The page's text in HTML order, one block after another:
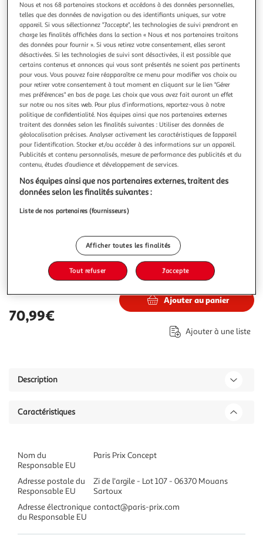
précédente
suivante
PARIS PRIX
Tableau Imprimé Lever de Soleil dans Les Montagnes
Informations Techniques : Matière : Structure : Bois (Pin)
Revêtement : Toile Intissée Spécificités : Format :
Rectangulaire Tableau imprimée sur toile Impression Full
HD Haute Résolution 360 dpi Garantie une parfaite netteté
et profondeur des couleurs Protection UV pour une
résistance au soleil Ch
En savoir +
Vendu par Paris Prix
Couleur
Multicolore
Taille
50 x 100 cm
Plus d'options
Vendu par Paris Prix 70,99€
70,99€
Ajouter au panier
Ajouter à une liste
Description
Caractéristiques
Nom du
Responsable EU
Paris Prix Concept
Adresse postale du
Responsable EU
Zi de l'argile - Lot 107 - 06370 Mouans
Sartoux
Adresse électronique
du Responsable EU
contact@paris-prix.com
Nous et nos 68 partenaires stockons et accédons à des données personnelles,
telles que des données de navigation ou des identifiants uniques, sur votre
appareil. Si vous sélectionnez "J'accepte", les technologies de suivi prendront en
charge les finalités affichées dans la section « Nous et nos partenaires traitons
des données pour fournir ». Si vous retirez votre consentement, elles seront
désactivées. Si les technologies de suivi sont désactivées, il est possible que
certains contenus et annonces qui vous sont présentés ne soient pas pertinents
pour vous. Vous pouvez faire réapparaître ce menu pour modifier vos choix ou
pour retirer votre consentement à tout moment en cliquant sur le lien "Gérer
mes préférences" en bas de page. Les choix que vous avez fait auront un effet
sur notre ou nos sites web. Pour plus d’informations, reportez-vous à notre
politique de confidentialité. Nos équipes ainsi que nos partenaires externes
traitent des données selon les finalités suivantes : Utiliser des données de
géolocalisation précises. Analyser activement les caractéristiques de l’appareil
pour l’identification. Stocker et/ou accéder à des informations sur un appareil.
Publicités et contenu personnalisés, mesure de performance des publicités et du
contenu, études d’audience et développement de services.
Nos équipes ainsi que nos partenaires externes, traitent des
données selon les finalités suivantes :
Liste de nos partenaires (fournisseurs)
Afficher toutes les finalités
Tout refuser J'accepte